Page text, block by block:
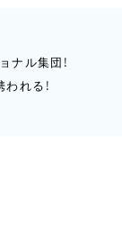
ナル集団！
れる！